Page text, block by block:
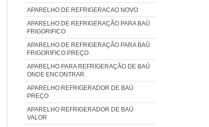
APARELHO DE REFRIGERACAO NOVO
APARELHO DE REFRIGERAÇÃO PARA BAÚ
FRIGORIFICO
APARELHO DE REFRIGERAÇÃO PARA BAÚ
FRIGORIFICO PREÇO
APARELHO PARA REFRIGERAÇÃO DE BAÚ
ONDE ENCONTRAR
APARELHO REFRIGERADOR DE BAÚ
PREÇO
APARELHO REFRIGERADOR DE BAÚ
VALOR